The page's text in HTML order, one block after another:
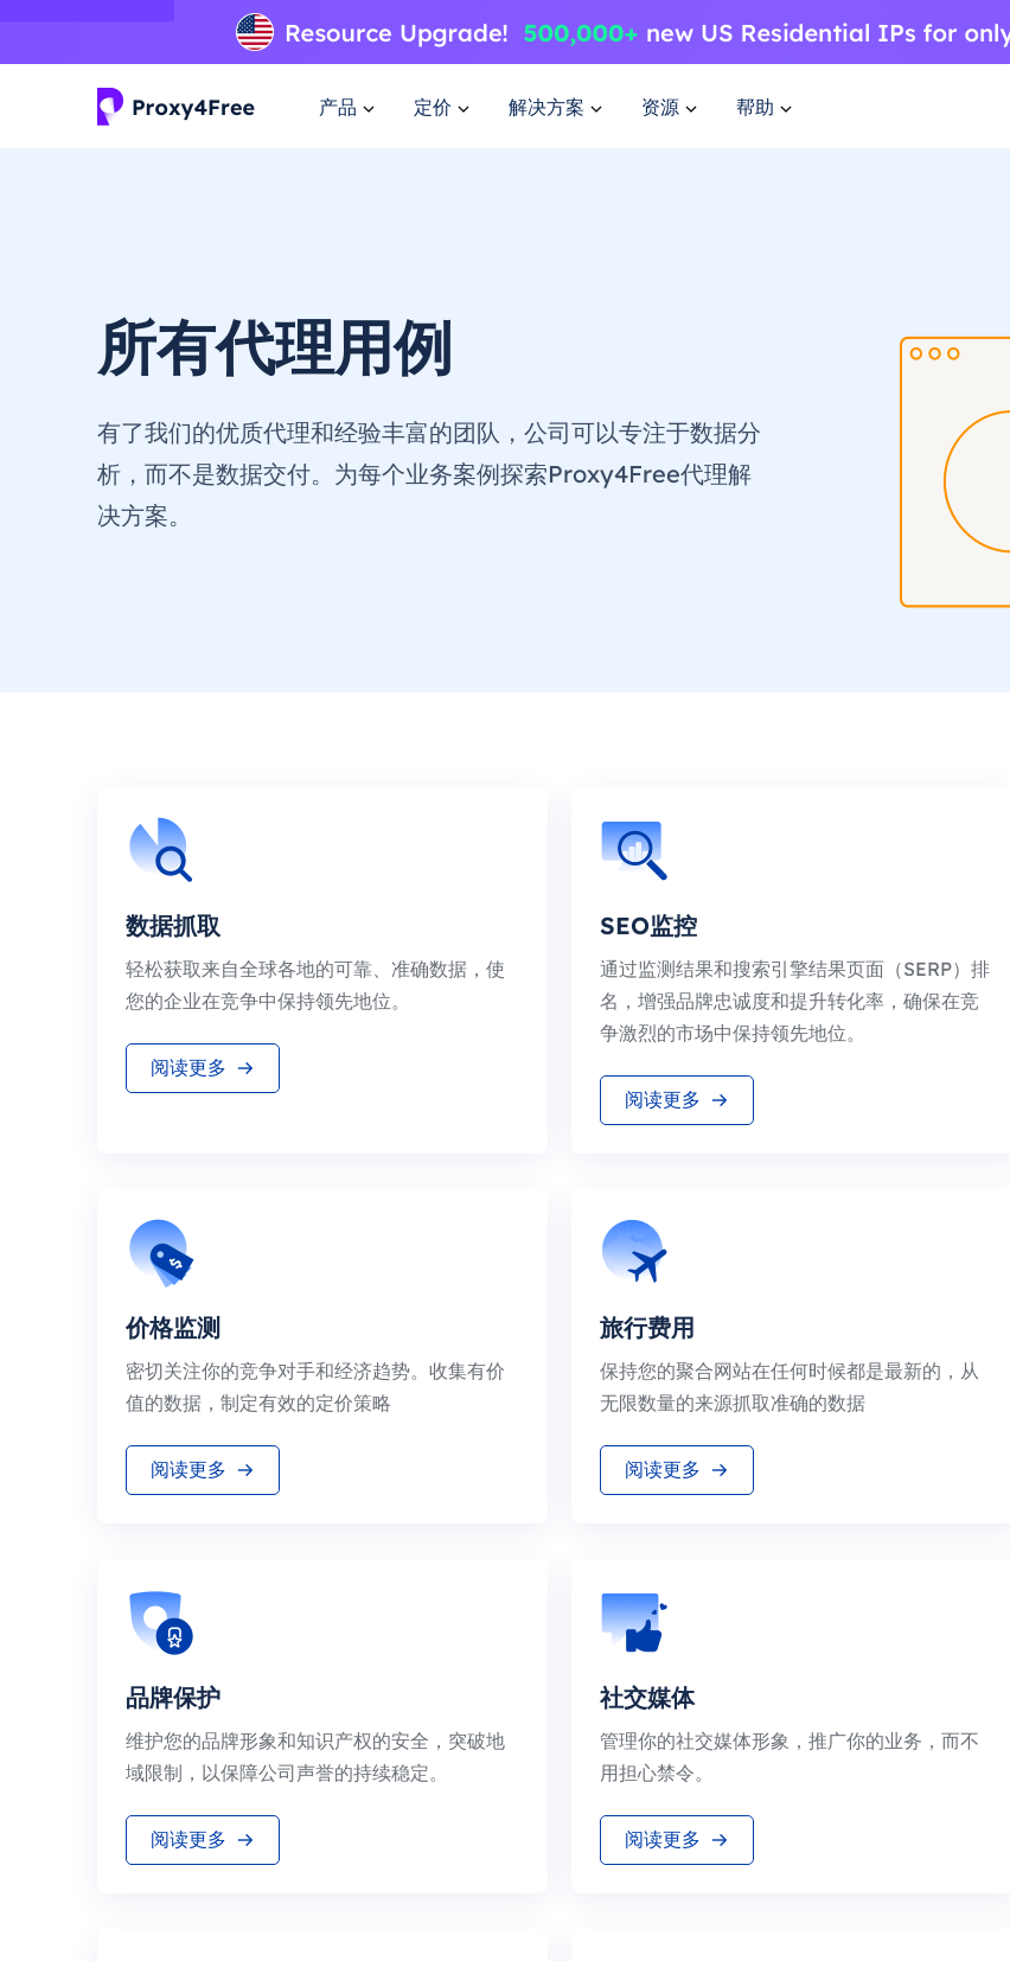
产品 定价 解决方案 资源 帮助
所有代理用例
有了我们的优质代理和经验丰富的团队，公司可以专注于数据分
析，而不是数据交付。为每个业务案例探索Proxy4Free代理解
决方案。
数据抓取
轻松获取来自全球各地的可靠、准确数据，使
您的企业在竞争中保持领先地位。
阅读更多
SEO监控
通过监测结果和搜索引擎结果页面（SERP）排
名，增强品牌忠诚度和提升转化率，确保在竞
争激烈的市场中保持领先地位。
阅读更多
价格监测
密切关注你的竞争对手和经济趋势。收集有价
值的数据，制定有效的定价策略
阅读更多
旅行费用
保持您的聚合网站在任何时候都是最新的，从
无限数量的来源抓取准确的数据
阅读更多
品牌保护
维护您的品牌形象和知识产权的安全，突破地
域限制，以保障公司声誉的持续稳定。
阅读更多
社交媒体
管理你的社交媒体形象，推广你的业务，而不
用担心禁令。
阅读更多